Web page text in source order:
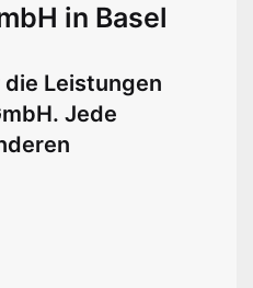
in Basel
Leistungen
Jede